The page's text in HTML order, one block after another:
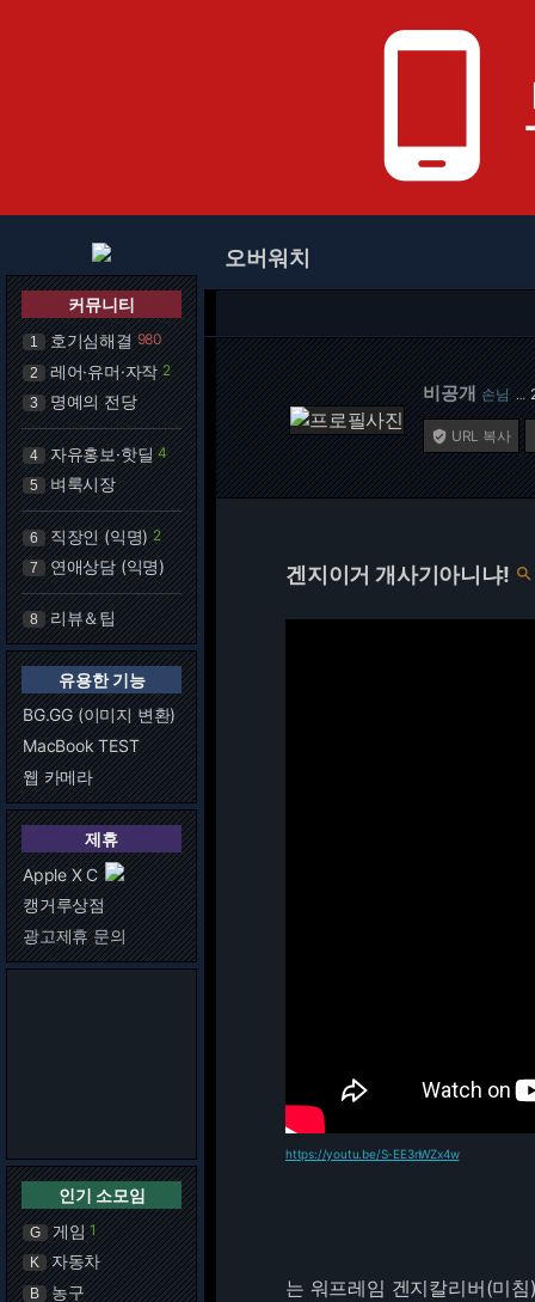
phone_android
커뮤니티
1 호기심해결 980
2 레어·유머·자작 2
3 명예의 전당
4 자유홍보·핫딜 4
5 벼룩시장
6 직장인 (익명) 2
7 연애상담 (익명)
8 리뷰＆팁
유용한 기능
BG.GG (이미지 변환)
MacBook TEST
웹 카메라
제휴
Apple X C
캥거루상점
광고제휴 문의
인기 소모임
G 게임 1
K 자동차
B 농구
오버워치
비공개 손님 …
 URL 복사
겐지이거 개사기아니냐! 
https://youtu.be/S-EE3nWZx4w
는 워프레임 겐지칼리버(미침